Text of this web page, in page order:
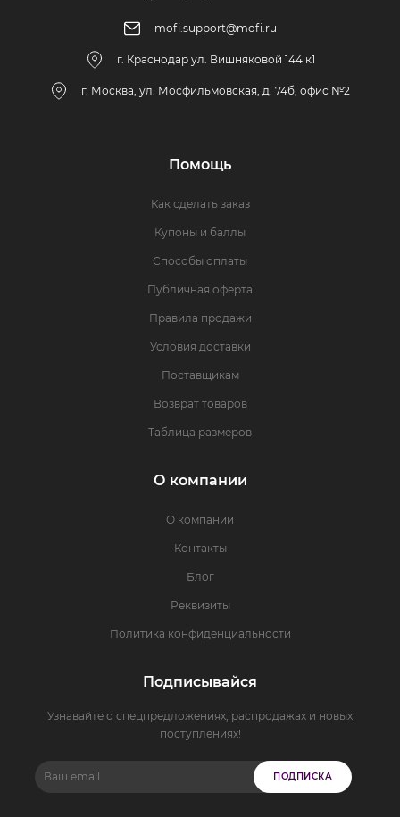
mofi.support@mofi.ru
г. Краснодар ул. Вишняковой 144 к1
г. Москва, ул. Мосфильмовская, д. 74б, офис №2
Помощь
Как сделать заказ
Купоны и баллы
Способы оплаты
Публичная оферта
Правила продажи
Условия доставки
Поставщикам
Возврат товаров
Таблица размеров
О компании
О компании
Контакты
Блог
Реквизиты
Политика конфиденциальности
Подписывайся
Узнавайте о спецпредложениях, распродажах и новых
поступлениях!
ПОДПИСКА